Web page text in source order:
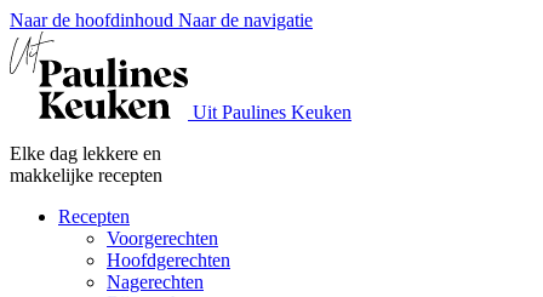
Naar de hoofdinhoud Naar de navigatie
Uit Paulines Keuken
Elke dag lekkere en
makkelijke recepten
Recepten
Voorgerechten
Hoofdgerechten
Nagerechten